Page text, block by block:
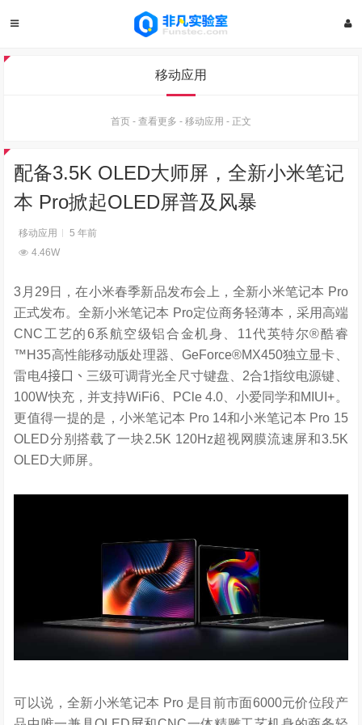
移动应用
首页 - 查看更多 - 移动应用 - 正文
配备3.5K OLED大师屏，全新小米笔记
本 Pro掀起OLED屏普及风暴
移动应用
5 年前
4.46W
3月29日，在小米春季新品发布会上，全新小米笔记本 Pro
正式发布。全新小米笔记本 Pro定位商务轻薄本，采用高端
CNC工艺的6系航空级铝合金机身、11代英特尔®酷睿
™H35高性能移动版处理器、GeForce®MX450独立显卡、
雷电4接口、 三级可调背光全尺寸键盘、2合1指纹电源键、
100W快充，并支持WiFi6 、PCle 4.0、小爱同学和MIUI+。
更值得一提的是，小米笔记本 Pro 14和小米笔记本 Pro 15
OLED分别搭载了一块2.5K 120Hz超视网膜流速屏和3.5K
OLED大师屏。
可以说，全新小米笔记本 Pro 是目前市面6000元价位段产